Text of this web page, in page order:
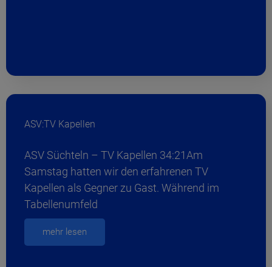
ASV:TV Kapellen
ASV Süchteln – TV Kapellen 34:21Am
Samstag hatten wir den erfahrenen TV
Kapellen als Gegner zu Gast. Während im
Tabellenumfeld
mehr lesen